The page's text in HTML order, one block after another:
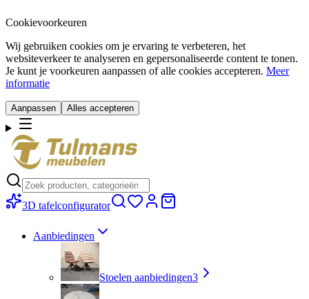
Cookievoorkeuren
Wij gebruiken cookies om je ervaring te verbeteren, het
websiteverkeer te analyseren en gepersonaliseerde content te tonen.
Je kunt je voorkeuren aanpassen of alle cookies accepteren. Meer
informatie
Aanpassen Alles accepteren
3D tafelconfigurator
Aanbiedingen
Stoelen aanbiedingen3